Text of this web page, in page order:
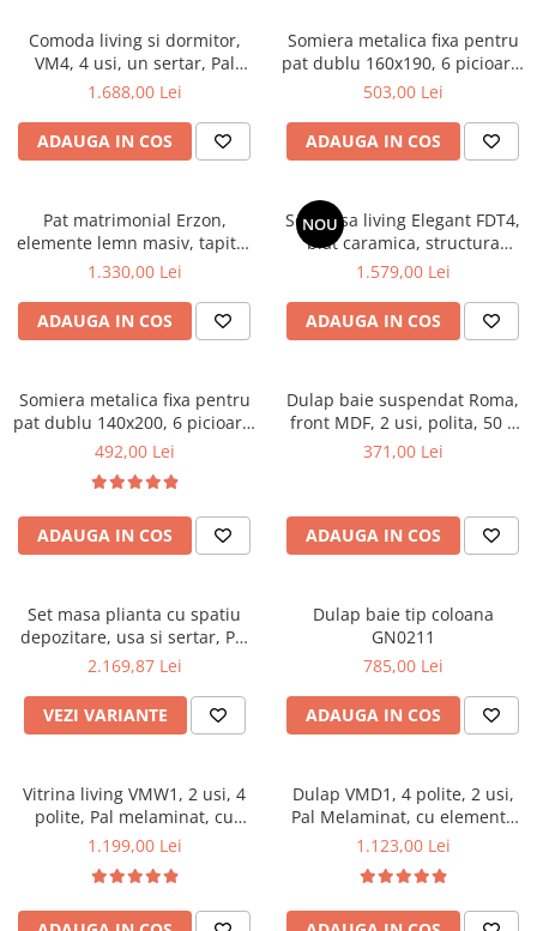
Seturi mobilier hol
Stender haine
Etajere
Mese gradinita
Scaune gradinita
Set mese si scaune gradinita
Mobilier copii
Scaune birou pentru copii
Saltele patuturi copii
Seturi comode living si dormitor
Comoda living si dormitor,
VM4, 4 usi, un sertar, Pal
melaminat, cu insertii MDF,
1.688,00 Lei
ADAUGA IN COS
Somiera metalica fixa pentru
pat dublu 160x190, 6 picioare,
30 lamele lemn fag, benzi
negru
503,00 Lei
ADAUGA IN COS
Pat matrimonial Erzon,
elemente lemn masiv, tapitat
cu stofa, cu somiera,140x200
1.330,00 Lei
ADAUGA IN COS
NOU
Set masa living Elegant FDT4,
blat caramica, structura
metalica, 140x80x75 cm,
FDC2, tapiterie catifea, 90 kg,
bej
1.579,00 Lei
ADAUGA IN COS
Somiera metalica fixa pentru
pat dublu 140x200, 6 picioare,
32 lamele lemn fag, benzi
negru
492,00 Lei
ADAUGA IN COS
Dulap baie suspendat Roma,
front MDF, 2 usi, polita, 50 x
68 cm, alb
371,00 Lei
ADAUGA IN COS
Set masa plianta cu spatiu
depozitare, usa si sertar, Pal
Melaminat, 160x96x80 cm si 6
cu piele ecologica, nuc
2.169,87 Lei
VEZI VARIANTE
Dulap baie tip coloana
GN0211
785,00 Lei
ADAUGA IN COS
Vitrina living VMW1, 2 usi, 4
polite, Pal melaminat, cu
insertii MDF, Nuc
1.199,00 Lei
Dulap VMD1, 4 polite, 2 usi,
Pal Melaminat, cu elemente
din MDF, Nuc
1.123,00 Lei